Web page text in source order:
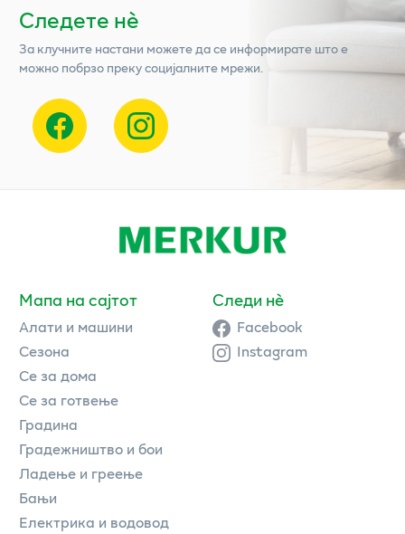
Следете нѐ
За клучните настани можете да се информирате што е
можно побрзо преку социјалните мрежи.
Мапа на сајтот
Алати и машини
Сезона
Се за дома
Се за готвење
Градина
Градежништво и бои
Ладење и греење
Бањи
Електрика и водовод
Следи нè
Facebook
Instagram